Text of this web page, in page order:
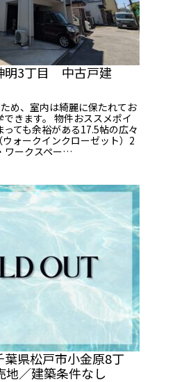
明3丁目 中古戸建
め、室内は綺麗に保たれてお
できます。 物件おススメポイ
っても余裕がある17.5帖の広々
ォークインクローゼット）2
ワークスペー…
葉県松戸市小金原8丁
／建築条件なし